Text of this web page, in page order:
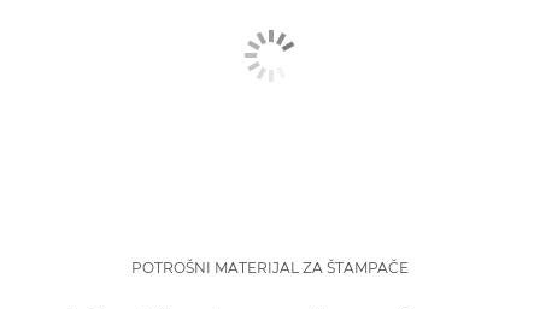
POTROŠNI MATERIJAL ZA ŠTAMPAČE